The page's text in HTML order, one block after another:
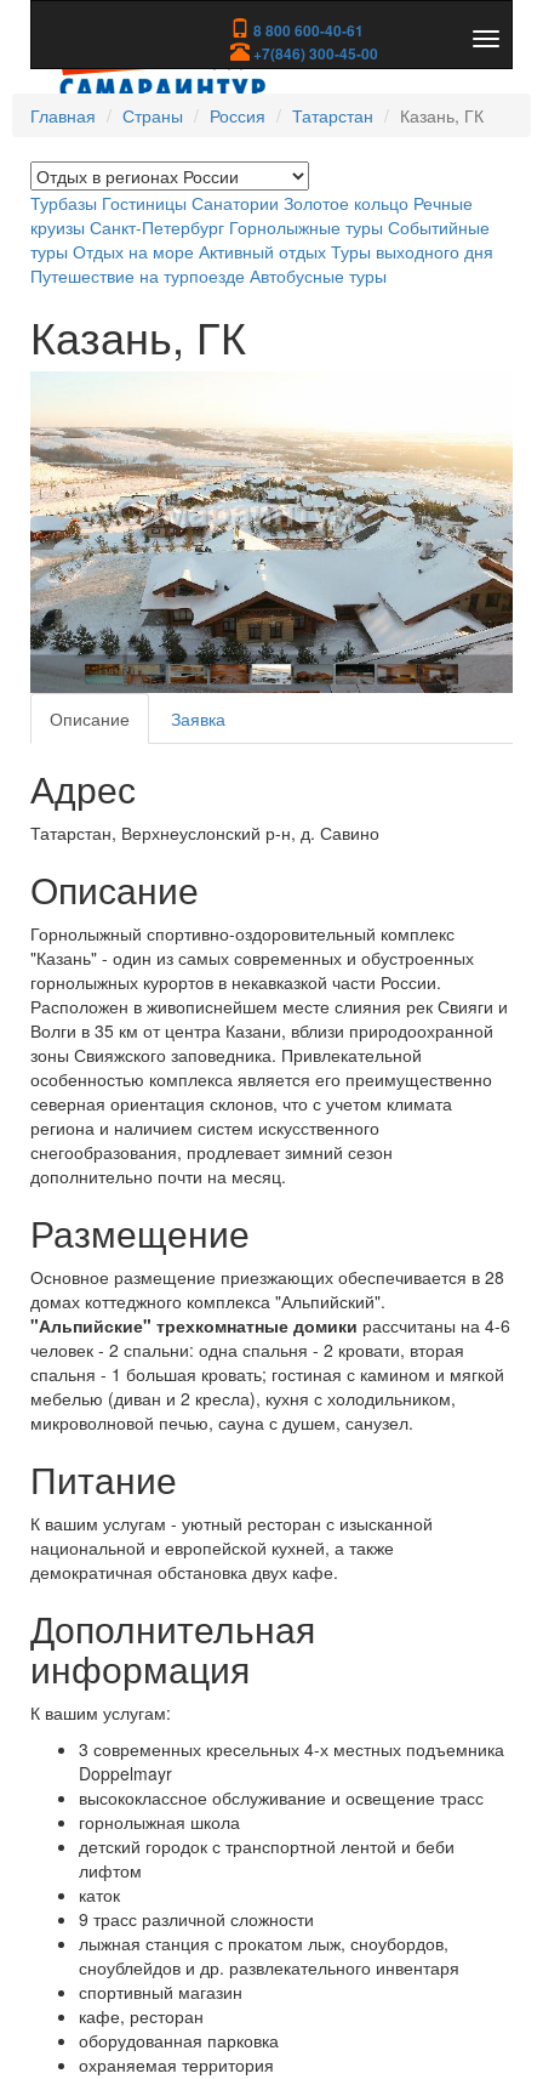
8 800 600-40-61
+7(846) 300-45-00
скрыть
Главная
Страны Россия Татарстан Казань, ГК
Турбазы Гостиницы Санатории Золотое кольцо Речные
круизы Санкт-Петербург Горнолыжные туры Событийные
туры Отдых на море Активный отдых Туры выходного дня
Путешествие на турпоезде Автобусные туры
Казань, ГК
Описание Заявка
Адрес
Татарстан, Верхнеуслонский р-н, д. Савино
Описание
Горнолыжный спортивно-оздоровительный комплекс
"Казань" - один из самых современных и обустроенных
горнолыжных курортов в некавказкой части России.
Расположен в живописнейшем месте слияния рек Свияги и
Волги в 35 км от центра Казани, вблизи природоохранной
зоны Свияжского заповедника. Привлекательной
особенностью комплекса является его преимущественно
северная ориентация склонов, что с учетом климата
региона и наличием систем искусственного
снегообразования, продлевает зимний сезон
дополнительно почти на месяц.
Размещение
Основное размещение приезжающих обеспечивается в 28
домах коттеджного комплекса "Альпийский".
"Альпийские" трехкомнатные домики рассчитаны на 4-6
человек - 2 спальни: одна спальня - 2 кровати, вторая
спальня - 1 большая кровать; гостиная с камином и мягкой
мебелью (диван и 2 кресла), кухня с холодильником,
микроволновой печью, сауна с душем, санузел.
Питание
К вашим услугам - уютный ресторан с изысканной
национальной и европейской кухней, а также
демократичная обстановка двух кафе.
Дополнительная
информация
К вашим услугам:
3 современных кресельных 4-х местных подъемника
Doppelmayr
высококлассное обслуживание и освещение трасс
горнолыжная школа
детский городок с транспортной лентой и беби
лифтом
каток
9 трасс различной сложности
лыжная станция с прокатом лыж, сноубордов,
сноублейдов и др. развлекательного инвентаря
спортивный магазин
кафе, ресторан
оборудованная парковка
охраняемая территория